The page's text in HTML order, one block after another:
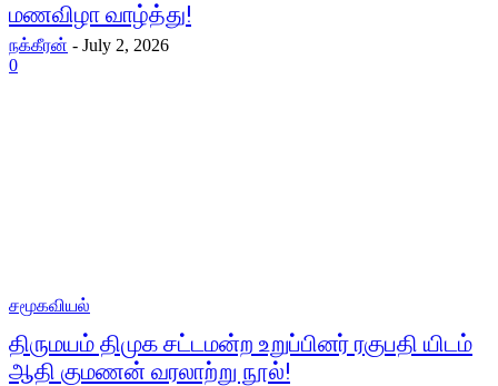
மணவிழா வாழ்த்து!
நக்கீரன் - July 2, 2026
0
சமூகவியல்
திருமயம் திமுக சட்டமன்ற உறுப்பினர் ரகுபதி யிடம்
ஆதி குமணன் வரலாற்று நூல்!